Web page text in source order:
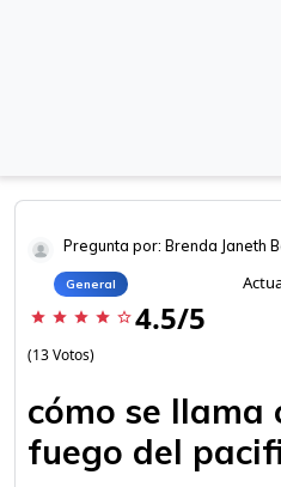
Pregunta por: Brenda Janeth
General
star star star star star_border 4.5/5
(13 Votos)
cómo se llama
fuego del